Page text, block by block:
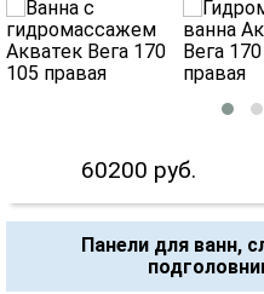
60200 руб.
Панели для ванн,